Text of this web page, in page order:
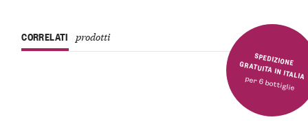
SPEDIZIONE GRATUITA IN ITALIA
per 6 bottiglie
CORRELATI prodotti